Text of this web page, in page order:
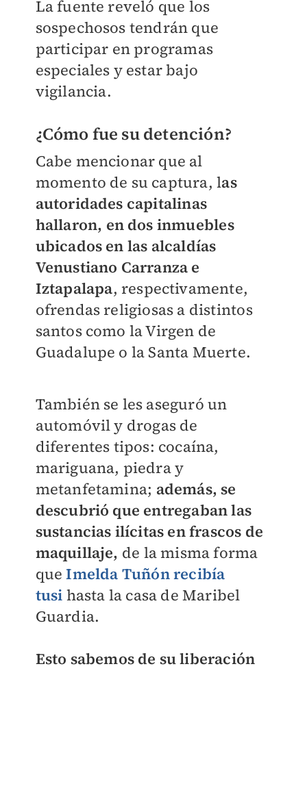
La fuente reveló que los
sospechosos tendrán que
participar en programas
especiales y estar bajo
vigilancia.
¿Cómo fue su detención?
Cabe mencionar que al
momento de su captura, las
autoridades capitalinas
hallaron, en dos inmuebles
ubicados en las alcaldías
Venustiano Carranza e
Iztapalapa, respectivamente,
ofrendas religiosas a distintos
santos como la Virgen de
Guadalupe o la Santa Muerte.
También se les aseguró un
automóvil y drogas de
diferentes tipos: cocaína,
mariguana, piedra y
metanfetamina; además, se
descubrió que entregaban las
sustancias ilícitas en frascos de
maquillaje, de la misma forma
que Imelda Tuñón recibía
tusi hasta la casa de Maribel
Guardia.
Esto sabemos de su liberación